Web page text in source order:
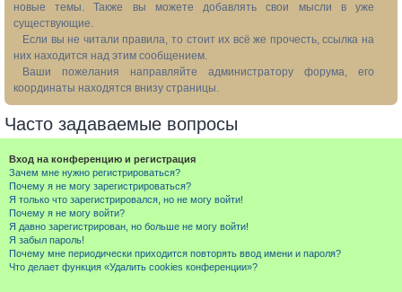
новые темы. Также вы можете добавлять свои мысли в уже
существующие.
Если вы не читали правила, то стоит их всё же прочесть, ссылка на
них находится над этим сообщением.
Ваши пожелания направляйте администратору форума, его
координаты находятся внизу страницы.
Часто задаваемые вопросы
Вход на конференцию и регистрация
Зачем мне нужно регистрироваться?
Почему я не могу зарегистрироваться?
Я только что зарегистрировался, но не могу войти!
Почему я не могу войти?
Я давно зарегистрирован, но больше не могу войти!
Я забыл пароль!
Почему мне периодически приходится повторять ввод имени и пароля?
Что делает функция «Удалить cookies конференции»?